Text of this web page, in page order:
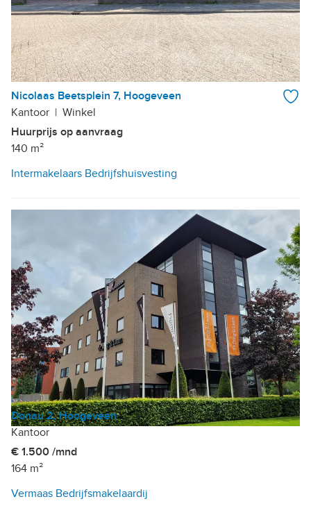
Nicolaas Beetsplein 7, Hoogeveen
Kantoor | Winkel
Huurprijs op aanvraag
140 m²
Intermakelaars Bedrijfshuisvesting
Donau 2, Hoogeveen
Kantoor
€ 1.500 /mnd
164 m²
Vermaas Bedrijfsmakelaardij